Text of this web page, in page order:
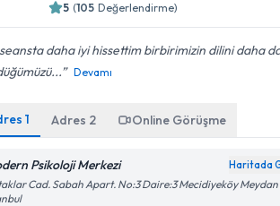
5 (105 Değerlendirme)
daha iyi hissettim birbirimizin dilini daha
Devamı
1 Adres 2 Online Görüşme
Psikoloji Merkezi Haritada
Cad. Sabah Apart. No:3 Daire:3 Mecidiyeköy Meydan